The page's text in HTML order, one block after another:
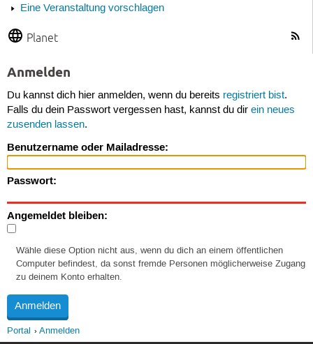
Eine Veranstaltung vorschlagen
Planet
Anmelden
Du kannst dich hier anmelden, wenn du bereits registriert bist.
Falls du dein Passwort vergessen hast, kannst du dir ein neues
zusenden lassen.
Benutzername oder Mailadresse:
Passwort:
Angemeldet bleiben:
Wähle diese Option nicht aus, wenn du dich an einem öffentlichen
Computer befindest, da sonst fremde Personen möglicherweise Zugang
zu deinem Konto erhalten.
Portal Anmelden